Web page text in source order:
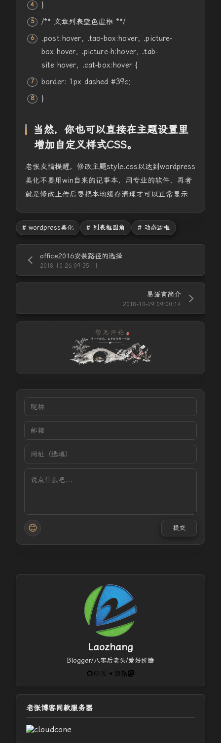
}
/** 文章列表蓝色虚框 **/
.post:hover, .tao-box:hover, .picture-
box:hover, .picture-h:hover, .tab-
site:hover, .cat-box:hover {
border: 1px dashed #39c;
}
当然，你也可以直接在主题设置里
增加自定义样式CSS。
老张友情提醒，修改主题style.css以达到wordpress
美化不要用win自来的记事本，用专业的软件，再者
就是修改上传后要把本地缓存清理才可以正常显示
# wordpress美化 # 列表框圆角 # 动态边框
office2016安装路径的选择
2018-10-26 09:35:11
易语言简介
2018-10-29 09:00:14
😊 提交
Laozhang
Blogger/八零后老头/爱好折腾
GitHub
电子邮件 X Telegram
Instagram
RSS FeedMastodon
老张博客同款服务器